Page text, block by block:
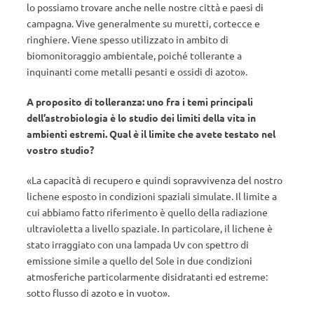
lo possiamo trovare anche nelle nostre città e paesi di
campagna. Vive generalmente su muretti, cortecce e
ringhiere. Viene spesso utilizzato in ambito di
biomonitoraggio ambientale, poiché tollerante a
inquinanti come metalli pesanti e ossidi di azoto».
A proposito di tolleranza: uno fra i temi principali
dell’astrobiologia è lo studio dei limiti della vita in
ambienti estremi. Qual è il limite che avete testato nel
vostro studio?
«La capacità di recupero e quindi sopravvivenza del nostro
lichene esposto in condizioni spaziali simulate. Il limite a
cui abbiamo fatto riferimento è quello della radiazione
ultravioletta a livello spaziale. In particolare, il lichene è
stato irraggiato con una lampada Uv con spettro di
emissione simile a quello del Sole in due condizioni
atmosferiche particolarmente disidratanti ed estreme:
sotto flusso di azoto e in vuoto».